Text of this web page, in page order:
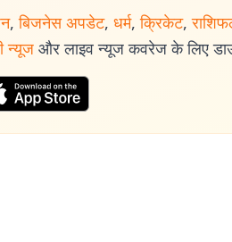
, बिजनेस अपडेट, धर्म, क्रिकेट,
न्यूज और लाइव न्यूज कवरेज के लिए